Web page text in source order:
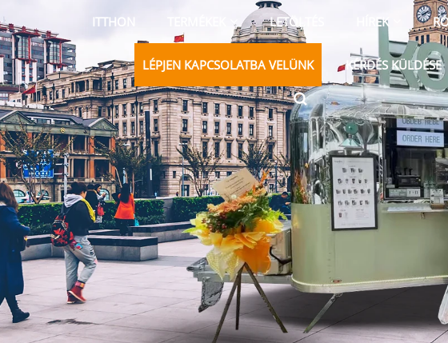
ITTHON LETÖLTÉS HÍREK
LÉPJEN KAPCSOLATBA VELÜNK KÉRDÉS KÜLDÉSE